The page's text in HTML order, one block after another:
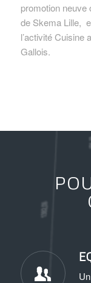
promotion neuve
de Skema Lille,
l’activité Cuisine
Gallois.